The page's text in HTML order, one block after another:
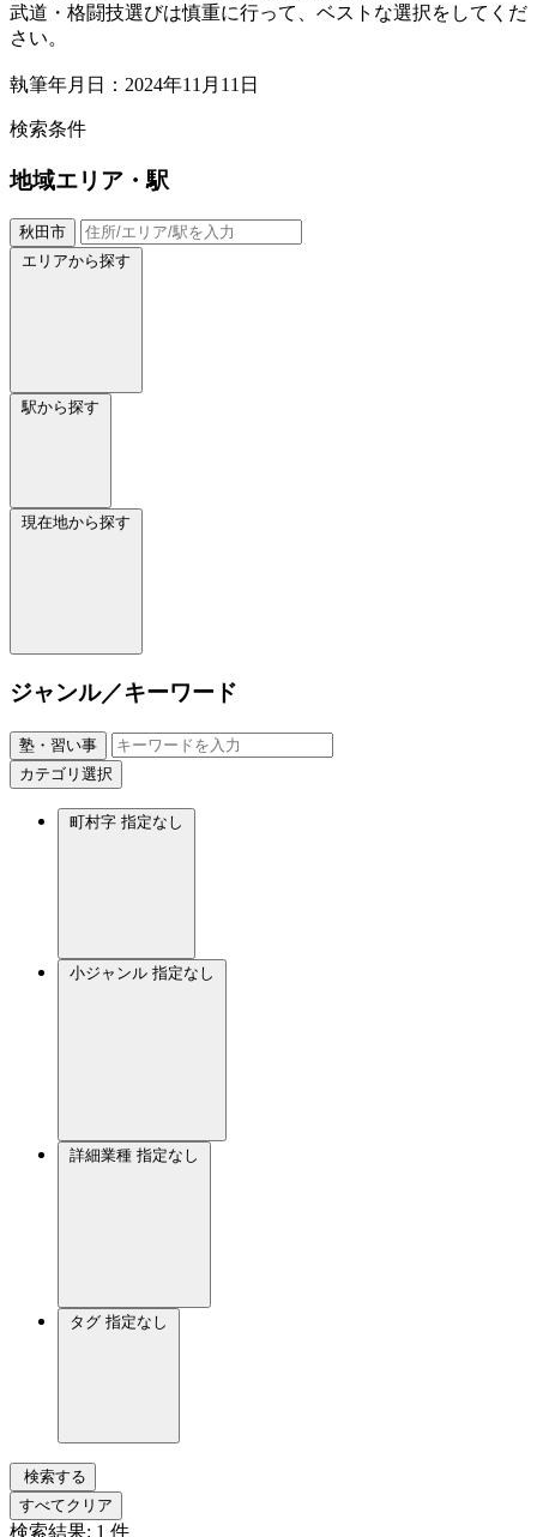
武道・格闘技選びは慎重に行って、ベストな選択をしてくだ
さい。
執筆年月日：2024年11月11日
検索条件
地域エリア・駅
秋田市
エリアから探す
駅から探す
現在地から探す
ジャンル／キーワード
塾・習い事
カテゴリ選択
町村字 指定なし
小ジャンル 指定なし
詳細業種 指定なし
タグ 指定なし
検索する
すべてクリア
検索結果: 1 件